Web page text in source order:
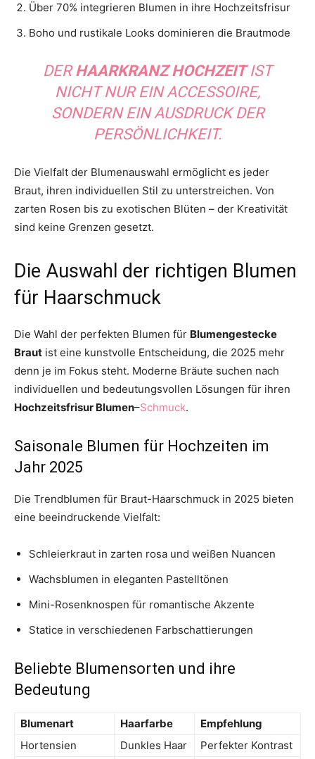
Über 70% integrieren Blumen in ihre Hochzeitsfrisur
Boho und rustikale Looks dominieren die Brautmode
DERHAARKRANZ HOCHZEITIST
NICHT NUR EIN ACCESSOIRE,
SONDERN EIN AUSDRUCK DER
PERSÖNLICHKEIT.
Die Vielfalt der Blumenauswahl ermöglicht es jeder
Braut, ihren individuellen Stil zu unterstreichen. Von
zarten Rosen bis zu exotischen Blüten – der Kreativität
sind keine Grenzen gesetzt.
Die Auswahl der richtigen Blumen
für Haarschmuck
Die Wahl der perfekten Blumen für Blumengestecke
Braut ist eine kunstvolle Entscheidung, die 2025 mehr
denn je im Fokus steht. Moderne Bräute suchen nach
individuellen und bedeutungsvollen Lösungen für ihren
Hochzeitsfrisur Blumen–Schmuck.
Saisonale Blumen für Hochzeiten im
Jahr 2025
Die Trendblumen für Braut-Haarschmuck in 2025 bieten
eine beeindruckende Vielfalt:
Schleierkraut in zarten rosa und weißen Nuancen
Wachsblumen in eleganten Pastelltönen
Mini-Rosenknospen für romantische Akzente
Statice in verschiedenen Farbschattierungen
Beliebte Blumensorten und ihre
Bedeutung
Blumenart Haarfarbe
Empfehlung
Hortensien
Dunkles Haar Perfekter Kontrast